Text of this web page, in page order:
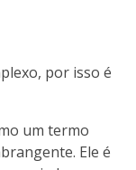
por isso é
um termo
Ele é